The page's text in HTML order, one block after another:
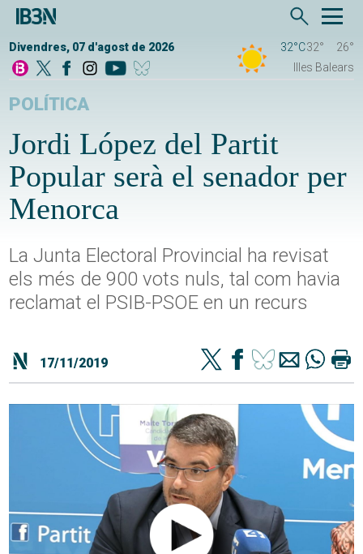
Divendres, 07 d'agost de 2026 32°C32°
26°
Illes Balears
POLÍTICA
Jordi López del Partit
Popular serà el senador per
Menorca
La Junta Electoral Provincial ha revisat
els més de 900 vots nuls, tal com havia
reclamat el PSIB-PSOE en un recurs
17/11/2019